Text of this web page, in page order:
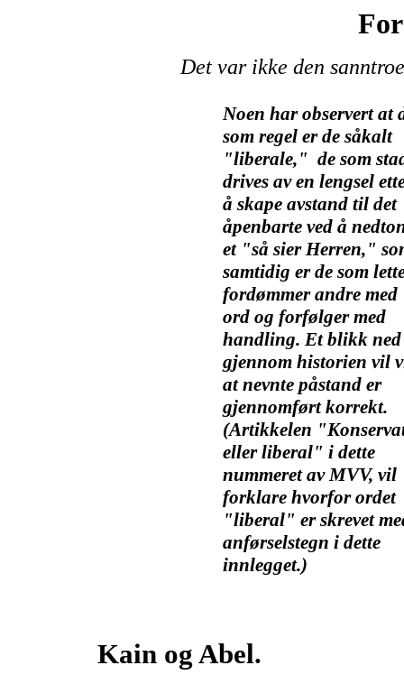
Det var ikke den
Noen har observert at
som regel er de såkalt
"liberale," de som
drives av en lengsel
å skape avstand til det
åpenbarte ved å
et "så sier Herren,"
samtidig er de som
fordømmer andre med
ord og forfølger med
handling. Et blikk ned
gjennom historien vil
at nevnte påstand er
gjennomført korrekt.
(Artikkelen
eller liberal" i dette
nummeret av MVV, vil
forklare hvorfor ordet
"liberal" er skrevet
anførselstegn i dette
innlegget.)
Kain og Abel.